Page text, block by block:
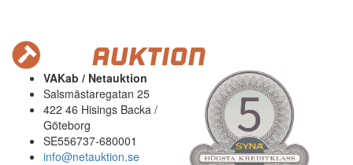
VAKab / Netauktion
Salsmästaregatan 25
422 46 Hisings Backa /
Göteborg
SE556737-680001
info@netauktion.se